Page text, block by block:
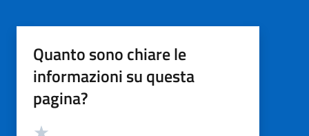
Quanto sono chiare le
informazioni su questa
pagina?
Valutazione